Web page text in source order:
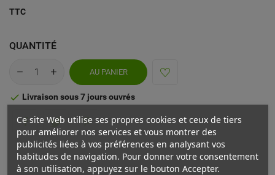
TTC
QUANTITÉ
AU PANIER
 Livraison sous 7 jours ouvrés
Ce site Web utilise ses propres cookies et ceux de tiers
pour améliorer nos services et vous montrer des
publicités liées à vos préférences en analysant vos
habitudes de navigation. Pour donner votre consentement
à son utilisation, appuyez sur le bouton Accepter.